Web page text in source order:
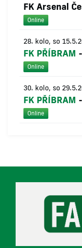
FK Arsenal
Online
28. kolo, so
FK PŘÍBRAM -
Online
30. kolo, so
FK PŘÍBRAM -
Online